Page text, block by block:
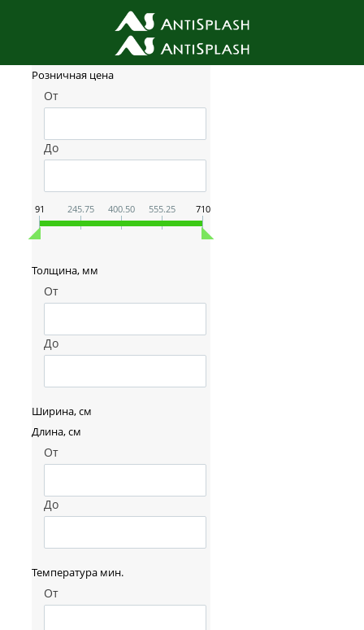
Фильтр товаров
Розничная цена
От
До
91 245.75 400.50 555.25 710
Толщина, мм
От
До
Ширина, см
Длина, см
От
До
Температура мин.
От